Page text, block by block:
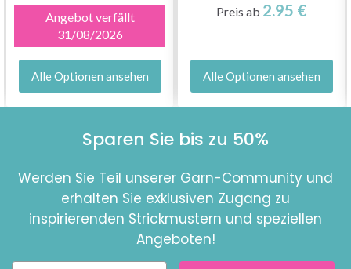
Angebot verfällt
31/08/2026
Alle Optionen ansehen
Preis ab 2.95 €
Alle Optionen ansehen
Sparen Sie bis zu 50%
Werden Sie Teil unserer Garn-Community und
erhalten Sie exklusiven Zugang zu
inspirierenden Strickmustern und speziellen
Angeboten!